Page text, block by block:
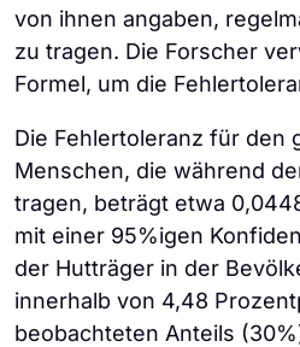
von ihnen angaben,
zu tragen. Die Forscher
Formel, um die
Die Fehlertoleranz für den
Menschen, die während
tragen, beträgt etwa
mit einer 95%igen
der Hutträger in der
innerhalb von 4,48
beobachteten Anteils